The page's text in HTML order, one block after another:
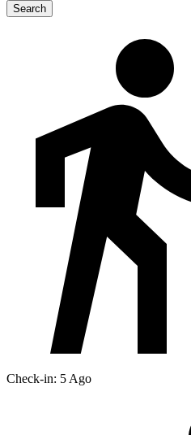
Search
Check-in: 5 Ago